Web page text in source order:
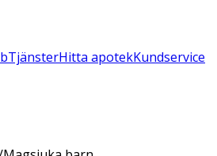
TjänsterHitta apotekKundservice